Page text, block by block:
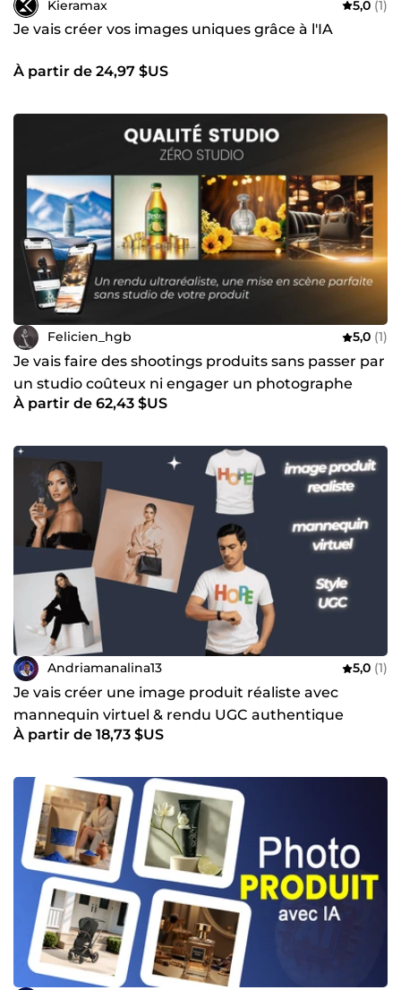
Kieramax 5,0 (1)
Je vais créer vos images uniques grâce à l'IA
À partir de 24,97 $US
Felicien_hgb 5,0 (1)
Je vais faire des shootings produits sans passer par
un studio coûteux ni engager un photographe
À partir de 62,43 $US
Andriamanalina13 5,0 (1)
Je vais créer une image produit réaliste avec
mannequin virtuel & rendu UGC authentique
À partir de 18,73 $US